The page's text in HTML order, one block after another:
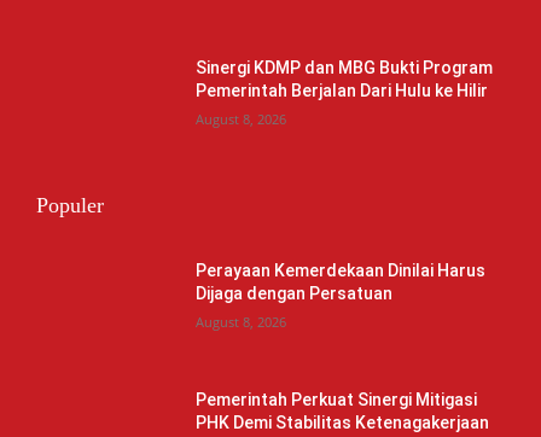
Sinergi KDMP dan MBG Bukti Program
Pemerintah Berjalan Dari Hulu ke Hilir
August 8, 2026
Populer
Perayaan Kemerdekaan Dinilai Harus
Dijaga dengan Persatuan
August 8, 2026
Pemerintah Perkuat Sinergi Mitigasi
PHK Demi Stabilitas Ketenagakerjaan